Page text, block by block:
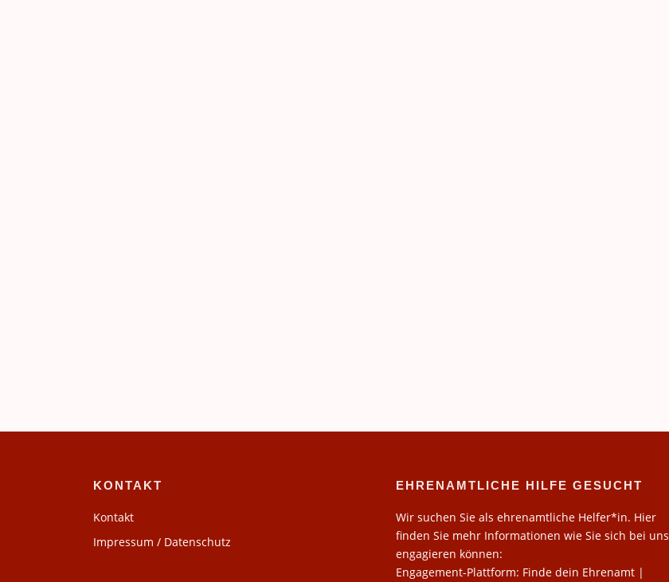
KONTAKT
Kontakt
Impressum / Datenschutz
EHRENAMTLICHE HILFE GESUCHT
Wir suchen Sie als ehrenamtliche Helfer*in. Hier
finden Sie mehr Informationen wie Sie sich bei uns
engagieren können:
Engagement-Plattform: Finde dein Ehrenamt |